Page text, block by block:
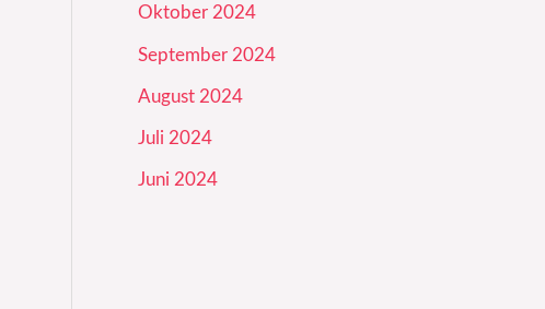
Oktober 2024
September 2024
August 2024
Juli 2024
Juni 2024